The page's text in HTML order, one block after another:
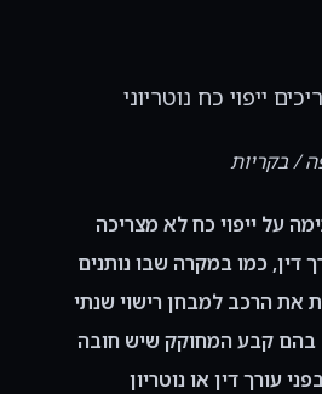
ייפוי כח נוטריוני
/ בקריות
על ייפוי כח לא מצריכה
דין, כמו במקרה שבו נותנים
את הרכב למבחן רישוי שנתי
קבע המחוקק שיש חובה
עורך דין או נוטריון